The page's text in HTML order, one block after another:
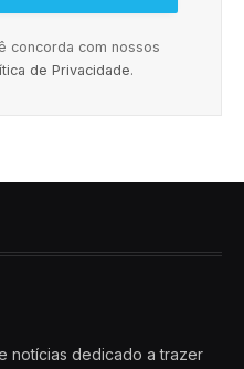
concorda com nossos
de Privacidade.
notícias dedicado a trazer